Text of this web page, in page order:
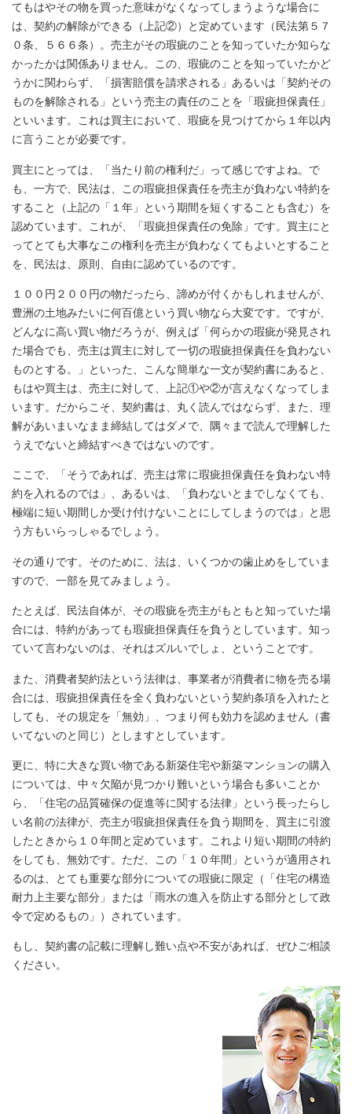
てもはやその物を買った意味がなくなってしまうような場合に
は、契約の解除ができる（上記②）と定めています（民法第５７
０条、５６６条）。売主がその瑕疵のことを知っていたか知らな
かったかは関係ありません。この、瑕疵のことを知っていたかど
うかに関わらず、「損害賠償を請求される」あるいは「契約その
ものを解除される」という売主の責任のことを「瑕疵担保責任」
といいます。これは買主において、瑕疵を見つけてから１年以内
に言うことが必要です。
買主にとっては、「当たり前の権利だ」って感じですよね。で
も、一方で、民法は、この瑕疵担保責任を売主が負わない特約を
すること（上記の「１年」という期間を短くすることも含む）を
認めています。これが、「瑕疵担保責任の免除」です。買主にと
ってとても大事なこの権利を売主が負わなくてもよいとすること
を、民法は、原則、自由に認めているのです。
１００円２００円の物だったら、諦めが付くかもしれませんが、
豊洲の土地みたいに何百億という買い物なら大変です。ですが、
どんなに高い買い物だろうが、例えば「何らかの瑕疵が発見され
た場合でも、売主は買主に対して一切の瑕疵担保責任を負わない
ものとする。」といった、こんな簡単な一文が契約書にあると、
もはや買主は、売主に対して、上記①や②が言えなくなってしま
います。だからこそ、契約書は、丸く読んではならず、また、理
解があいまいなまま締結してはダメで、隅々まで読んで理解した
うえでないと締結すべきではないのです。
ここで、「そうであれば、売主は常に瑕疵担保責任を負わない特
約を入れるのでは」、あるいは、「負わないとまでしなくても、
極端に短い期間しか受け付けないことにしてしまうのでは」と思
う方もいらっしゃるでしょう。
その通りです。そのために、法は、いくつかの歯止めをしていま
すので、一部を見てみましょう。
たとえば、民法自体が、その瑕疵を売主がもともと知っていた場
合には、特約があっても瑕疵担保責任を負うとしています。知っ
ていて言わないのは、それはズルいでしょ、ということです。
また、消費者契約法という法律は、事業者が消費者に物を売る場
合には、瑕疵担保責任を全く負わないという契約条項を入れたと
しても、その規定を「無効」、つまり何も効力を認めません（書
いてないのと同じ）としますとしています。
更に、特に大きな買い物である新築住宅や新築マンションの購入
については、中々欠陥が見つかり難いという場合も多いことか
ら、「住宅の品質確保の促進等に関する法律」という長ったらし
い名前の法律が、売主が瑕疵担保責任を負う期間を、買主に引渡
したときから１０年間と定めています。これより短い期間の特約
をしても、無効です。ただ、この「１０年間」というが適用され
るのは、とても重要な部分についての瑕疵に限定（「住宅の構造
耐力上主要な部分」または「雨水の進入を防止する部分として政
令で定めるもの」）されています。
もし、契約書の記載に理解し難い点や不安があれば、ぜひご相談
ください。